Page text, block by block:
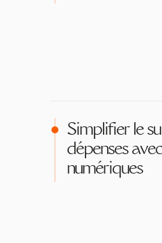
Simplifier le
dépenses
numériques